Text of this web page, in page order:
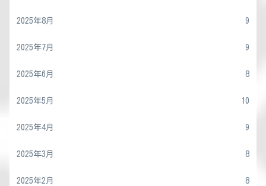
2025年8月 9
2025年7月 9
2025年6月 8
2025年5月 10
2025年4月 9
2025年3月 8
2025年2月 8